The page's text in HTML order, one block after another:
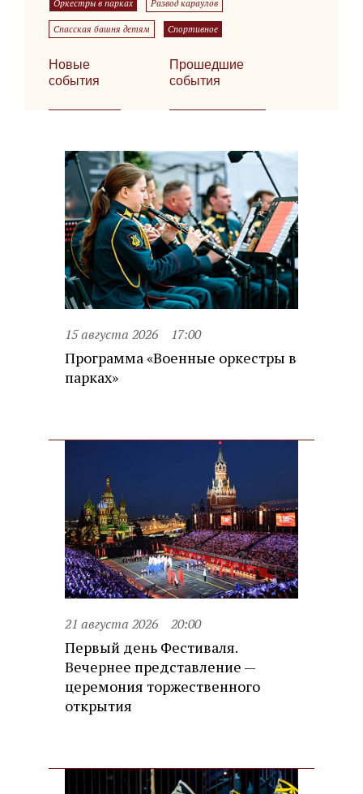
Оркестры в парках Развод караулов
Спасская башня детям Спортивное
Новые
события
Прошедшие
события
15 августа 2026 17:00
Программа «Военные оркестры в
парках»
21 августа 2026 20:00
Первый день Фестиваля.
Вечернее представление —
церемония торжественного
открытия